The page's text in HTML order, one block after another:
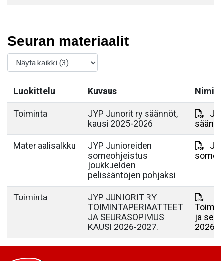
Seuran materiaalit
Luokittelu Kuvaus Nimi
Toiminta
JYP Junorit ry säännöt,
kausi 2025-2026
Materiaalisalkku
JYP Junioreiden
someohjeistus
joukkueiden
pelisääntöjen pohjaksi
Toiminta
JYP JUNIORIT RY
TOIMINTAPERIAATTEET
JA SEURASOPIMUS
KAUSI 2026-2027.
ja
2026-